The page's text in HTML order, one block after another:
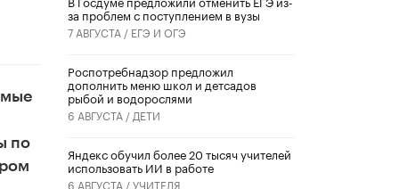
по
за проблем с поступлением в вузы
7 АВГУСТА / ЕГЭ И ОГЭ
Роспотребнадзор предложил
дополнить меню школ и детсадов
рыбой и водорослями
6 АВГУСТА / ДЕТИ
​Яндекс обучил более 20 тысяч учителей
использовать ИИ в работе
6 АВГУСТА /УЧИТЕЛЯ